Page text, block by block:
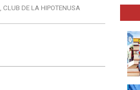
, CLUB DE LA HIPOTENUSA